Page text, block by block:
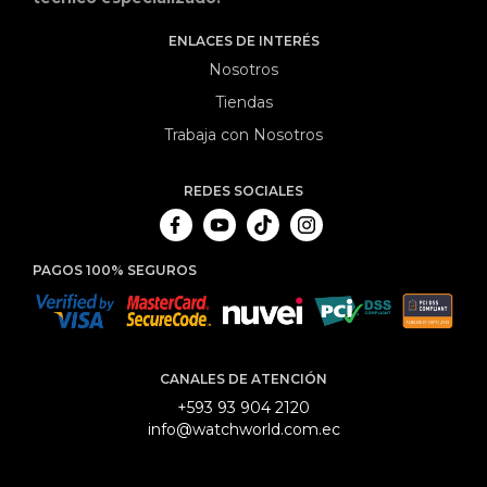
ENLACES DE INTERÉS
Nosotros
Tiendas
Trabaja con Nosotros
REDES SOCIALES
PAGOS 100% SEGUROS
CANALES DE ATENCIÓN
+593 93 904 2120
info@watchworld.com.ec